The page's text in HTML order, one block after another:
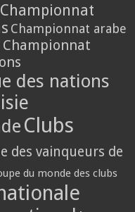
Championnat
Championnat arabe
Championnat
des nations
Clubs
des vainqueurs de
du monde des clubs